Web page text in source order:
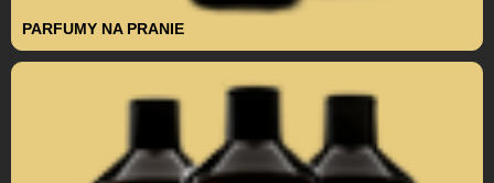
PARFUMY NA PRANIE